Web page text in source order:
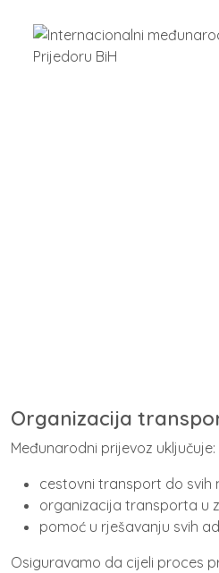
Organizacija
Međunarodni prijevoz uključuje:
cestovni transport do svih
organizacija transporta u
pomoć u rješavanju svih
Osiguravamo da cijeli proces